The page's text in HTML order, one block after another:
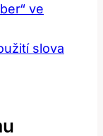
ve
slova